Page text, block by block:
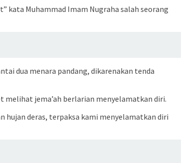
kata Muhammad Imam Nugraha salah seorang
dua menara pandang, dikarenakan tenda
melihat jema’ah berlarian menyelamatkan diri.
hujan deras, terpaksa kami menyelamatkan diri